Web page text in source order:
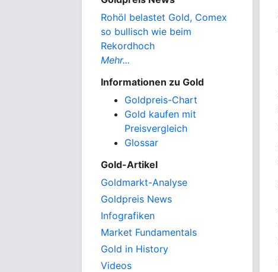
Rohöl belastet Gold, Comex
so bullisch wie beim
Rekordhoch
Mehr...
Informationen zu Gold
Goldpreis-Chart
Gold kaufen mit
Preisvergleich
Glossar
Gold-Artikel
Goldmarkt-Analyse
Goldpreis News
Infografiken
Market Fundamentals
Gold in History
Videos